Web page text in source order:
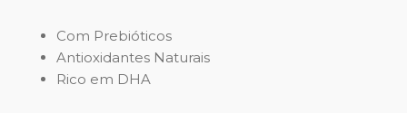
Com Prebióticos
Antioxidantes Naturais
Rico em DHA